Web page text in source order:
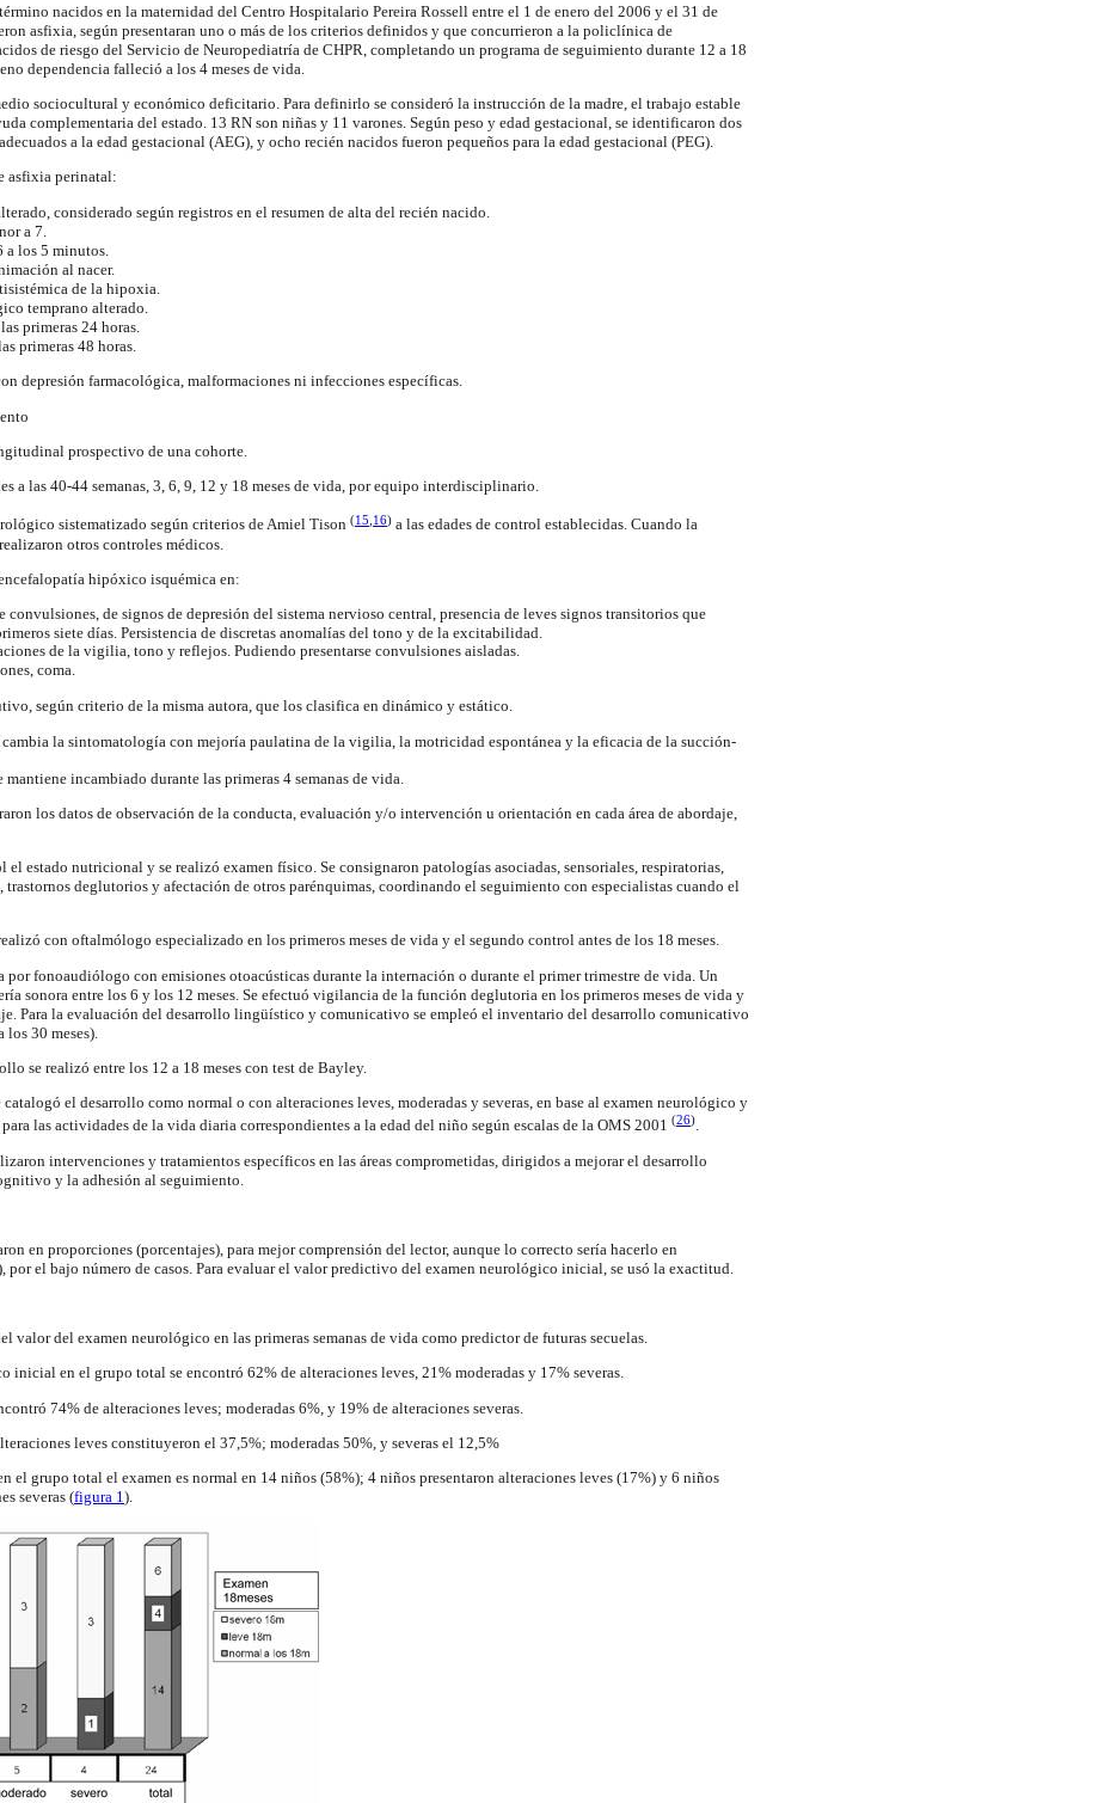
nacidos en la maternidad del Centro Hospitalario Pereira Rossell entre el 1 de enero del 2006 y el 31 de
asfixia, según presentaran uno o más de los criterios definidos y que concurrieron a la policlínica de
de riesgo del Servicio de Neuropediatría de CHPR, completando un programa de seguimiento durante 12 a 18
dependencia falleció a los 4 meses de vida.
sociocultural y económico deficitario. Para definirlo se consideró la instrucción de la madre, el trabajo estable
complementaria del estado. 13 RN son niñas y 11 varones. Según peso y edad gestacional, se identificaron dos
a la edad gestacional (AEG), y ocho recién nacidos fueron pequeños para la edad gestacional (PEG).
asfixia perinatal:
considerado según registros en el resumen de alta del recién nacido.
a 7.
a los 5 minutos.
al nacer.
de la hipoxia.
temprano alterado.
primeras 24 horas.
primeras 48 horas.
depresión farmacológica, malformaciones ni infecciones específicas.
prospectivo de una cohorte.
a las 40-44 semanas, 3, 6, 9, 12 y 18 meses de vida, por equipo interdisciplinario.
sistematizado según criterios de Amiel Tison (15 16) a las edades de control establecidas. Cuando la
otros controles médicos.
hipóxico isquémica en:
convulsiones, de signos de depresión del sistema nervioso central, presencia de leves signos transitorios que
siete días. Persistencia de discretas anomalías del tono y de la excitabilidad.
de la vigilia, tono y reflejos. Pudiendo presentarse convulsiones aisladas.
coma.
según criterio de la misma autora, que los clasifica en dinámico y estático.
cambia la sintomatología con mejoría paulatina de la vigilia, la motricidad espontánea y la eficacia de la succión-
mantiene incambiado durante las primeras 4 semanas de vida.
los datos de observación de la conducta, evaluación y/o intervención u orientación en cada área de abordaje,
el estado nutricional y se realizó examen físico. Se consignaron patologías asociadas, sensoriales, respiratorias,
trastornos deglutorios y afectación de otros parénquimas, coordinando el seguimiento con especialistas cuando el
con oftalmólogo especializado en los primeros meses de vida y el segundo control antes de los 18 meses.
por fonoaudiólogo con emisiones otoacústicas durante la internación o durante el primer trimestre de vida. Un
sonora entre los 6 y los 12 meses. Se efectuó vigilancia de la función deglutoria en los primeros meses de vida y
Para la evaluación del desarrollo lingüístico y comunicativo se empleó el inventario del desarrollo comunicativo
30 meses).
se realizó entre los 12 a 18 meses con test de Bayley.
catalogó el desarrollo como normal o con alteraciones leves, moderadas y severas, en base al examen neurológico y
las actividades de la vida diaria correspondientes a la edad del niño según escalas de la OMS 2001 (26).
intervenciones y tratamientos específicos en las áreas comprometidas, dirigidos a mejorar el desarrollo
y la adhesión al seguimiento.
en proporciones (porcentajes), para mejor comprensión del lector, aunque lo correcto sería hacerlo en
por el bajo número de casos. Para evaluar el valor predictivo del examen neurológico inicial, se usó la exactitud.
valor del examen neurológico en las primeras semanas de vida como predictor de futuras secuelas.
inicial en el grupo total se encontró 62% de alteraciones leves, 21% moderadas y 17% severas.
74% de alteraciones leves; moderadas 6%, y 19% de alteraciones severas.
leves constituyeron el 37,5%; moderadas 50%, y severas el 12,5%
el grupo total el examen es normal en 14 niños (58%); 4 niños presentaron alteraciones leves (17%) y 6 niños
severas (figura 1).